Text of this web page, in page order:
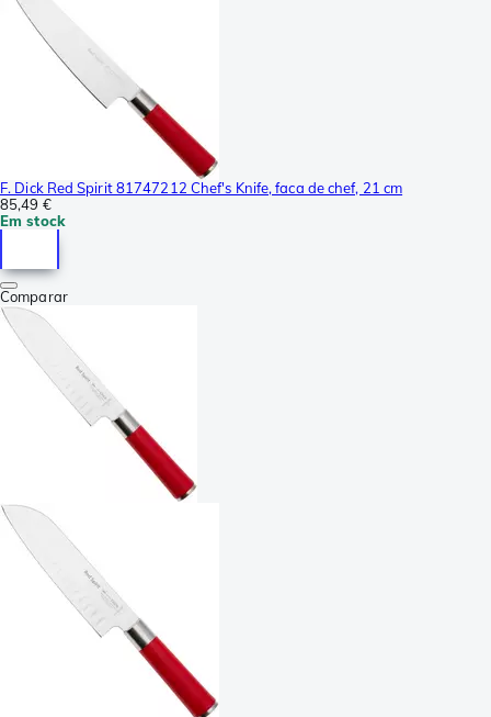
F. Dick Red Spirit 81747212 Chef's Knife, faca de chef, 21 cm
85,49 €
Em stock
Comparar